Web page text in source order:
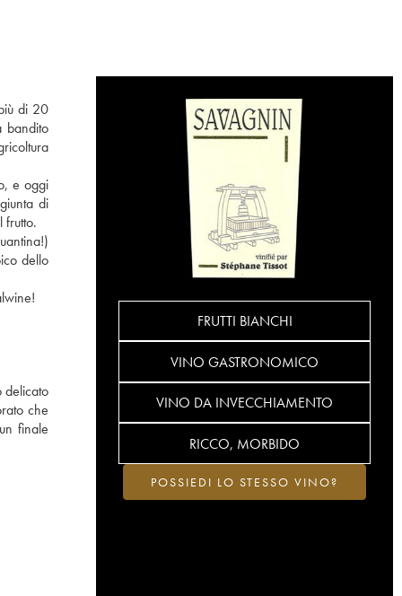
di 20
bandito
e oggi
di
frutto.
dello
delicato
che
finale
FRUTTI BIANCHI
VINO GASTRONOMICO
VINO DA INVECCHIAMENTO
RICCO, MORBIDO
POSSIEDI LO STESSO VINO?